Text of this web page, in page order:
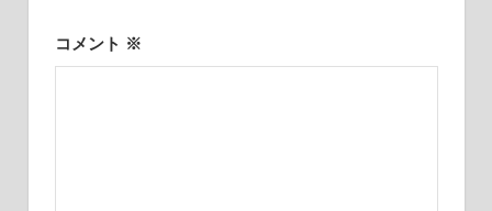
コメント ※